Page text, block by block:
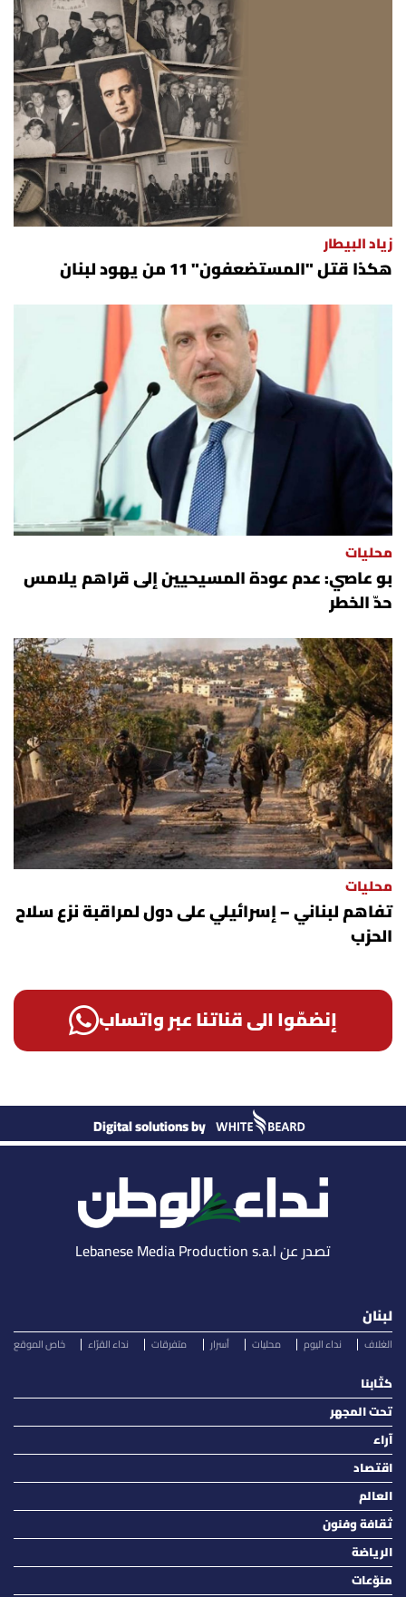
زياد البيطار
هكذا قتل "المستضعفون" 11 من يهود لبنان
محليات
بو عاصي: عدم عودة المسيحيين إلى قراهم يلامس
حدّ الخطر
محليات
تفاهم لبناني – إسرائيلي على دول لمراقبة نزع سلاح
الحزب
إنضمّوا الى قناتنا عبر واتساب
Digital solutions by
تصدر عن Lebanese Media Production s.a.l
لبنان
الغلاف نداء اليوم محليات أسرار متفرقات نداء القرّاء خاص الموقع
كتّابنا
تحت المجهر
آراء
اقتصاد
العالم
ثقافة وفنون
الرياضة
منوّعات